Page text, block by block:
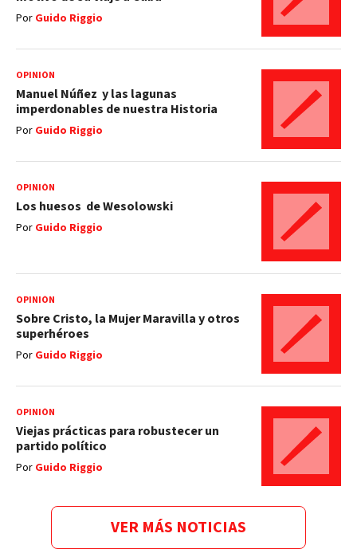
Por Guido Riggio
OPINIÓN
Manuel Núñez y las lagunas
imperdonables de nuestra Historia
Por Guido Riggio
OPINIÓN
Los huesos de Wesolowski
Por Guido Riggio
OPINIÓN
Sobre Cristo, la Mujer Maravilla y otros
superhéroes
Por Guido Riggio
OPINIÓN
Viejas prácticas para robustecer un
partido político
Por Guido Riggio
VER MÁS NOTICIAS